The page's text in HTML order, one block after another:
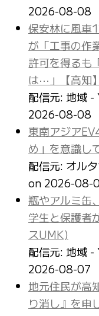
2026-08-08
保安林に風車
が「工事の作
許可を得るも
は⋯」【高知
配信元: 地域 -
2026-08-08
東南アジア
め」を意識し
配信元: オル
on 2026-08-
瓶やアルミ缶
学生と保護者
スUMK)
配信元: 地域 -
2026-08-07
地元住民が高
り消し』を申